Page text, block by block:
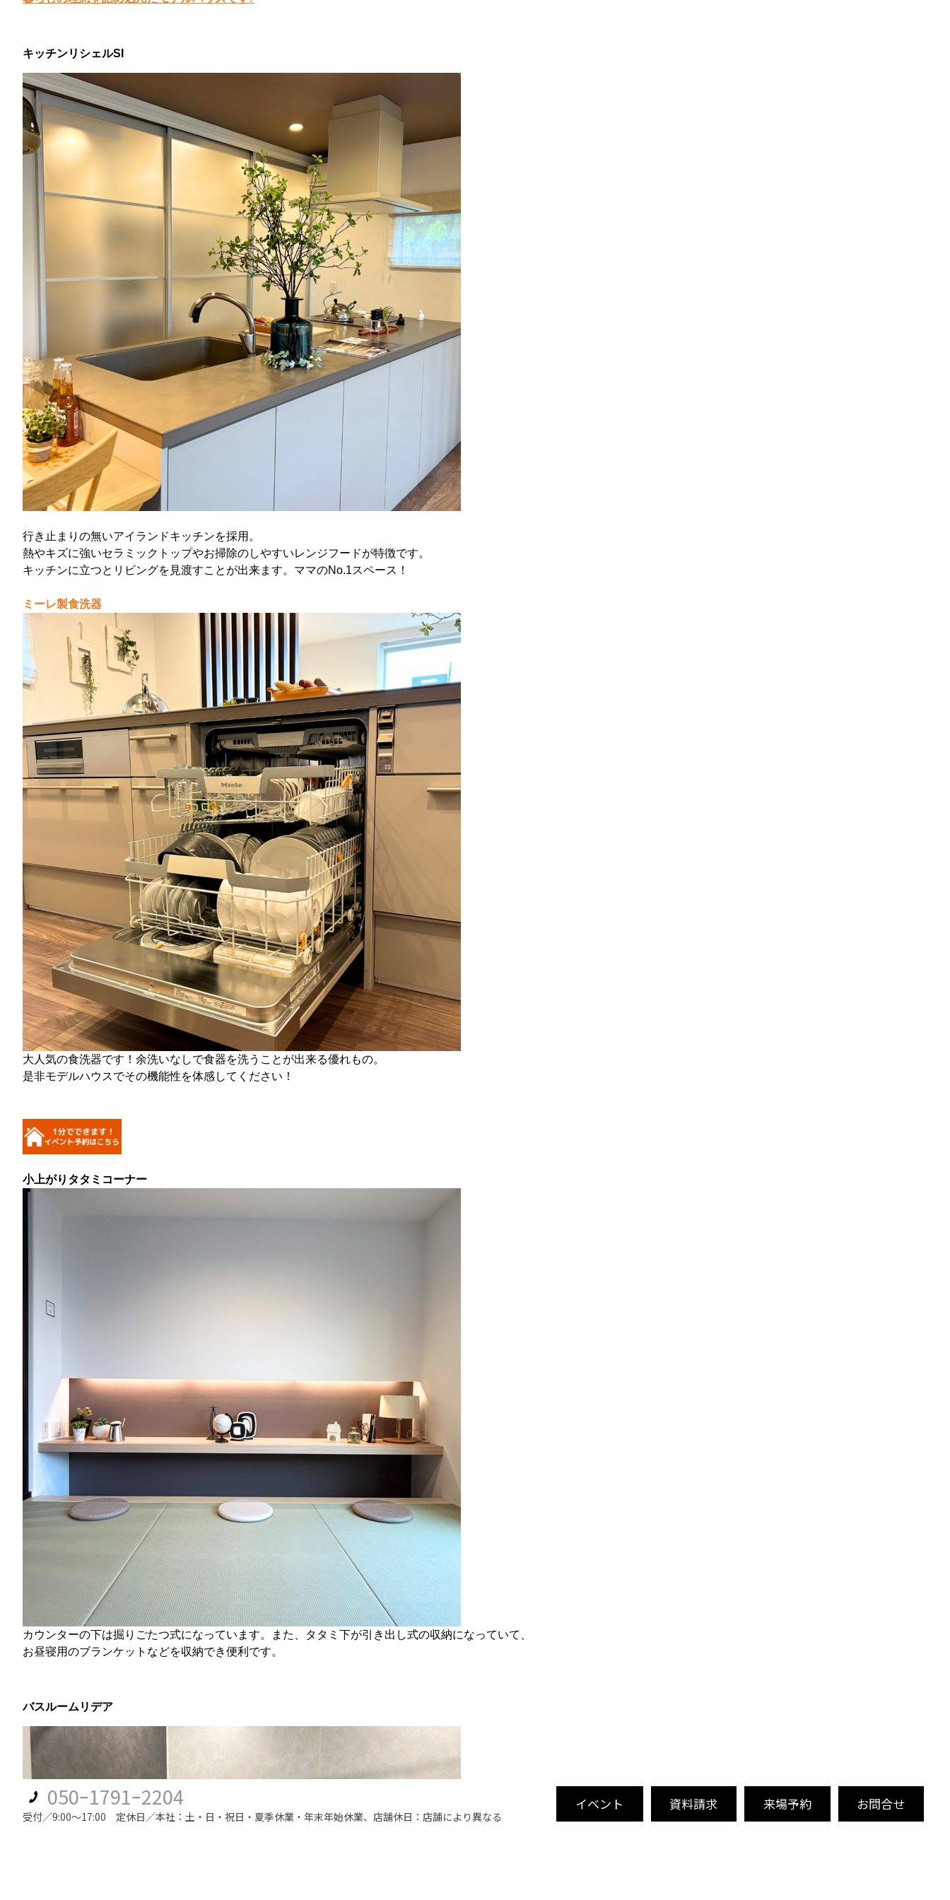
キッチンリシェルSI
行き止まりの無いアイランドキッチンを採用。
熱やキズに強いセラミックトップやお掃除のしやすいレンジフードが特徴です。
キッチンに立つとリビングを見渡すことが出来ます。ママのNo.1スペース！
ミーレ製食洗器
大人気の食洗器です！余洗いなしで食器を洗うことが出来る優れもの。
是非モデルハウスでその機能性を体感してください！
小上がりタタミコーナー
カウンターの下は掘りごたつ式になっています。また、タタミ下が引き出し式の収納になっていて、
お昼寝用のブランケットなどを収納でき便利です。
バスルームリデア
050ｰ1791ｰ2204
受付／9:00～17:00 定休日／本社：土・日・祝日・夏季休業・年末年始休業、店舗休日：店舗により異なる
イベント 資料請求 来場予約 お問合せ